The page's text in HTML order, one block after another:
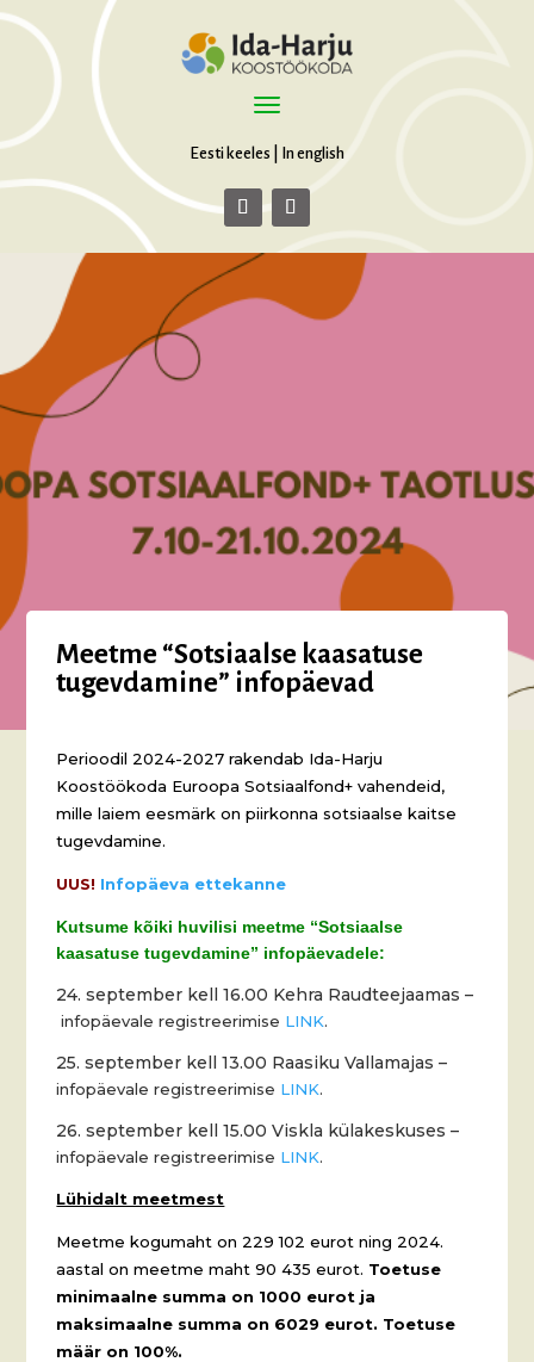
Eesti keeles In english
Meetme “Sotsiaalse kaasatuse
tugevdamine” infopäevad
Perioodil 2024-2027 rakendab Ida-Harju
Koostöökoda Euroopa Sotsiaalfond+ vahendeid,
mille laiem eesmärk on piirkonna sotsiaalse kaitse
tugevdamine.
UUS! Infopäeva ettekanne
Kutsume kõiki huvilisi meetme “Sotsiaalse
kaasatuse tugevdamine” infopäevadele:
24. september kell 16.00 Kehra Raudteejaamas –
infopäevale registreerimise LINK.
25. september kell 13.00 Raasiku Vallamajas –
infopäevale registreerimise LINK.
26. september kell 15.00 Viskla külakeskuses –
infopäevale registreerimise LINK.
Lühidalt meetmest
Meetme kogumaht on 229 102 eurot ning 2024.
aastal on meetme maht 90 435 eurot. Toetuse
minimaalne summa on 1000 eurot ja
maksimaalne summa on 6029 eurot. Toetuse
määr on 100%.